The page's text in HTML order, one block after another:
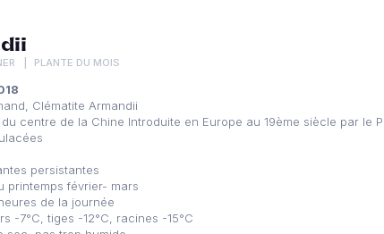
PLANTE DU MOIS
Clématite Armandii
centre de la Chine Introduite en Europe au 19ème siècle par le
persistantes
printemps février- mars
de la journée
-7°C, tiges -12°C, racines -15°C